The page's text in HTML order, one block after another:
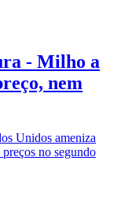
- Milho a
nem
Unidos ameniza
no segundo